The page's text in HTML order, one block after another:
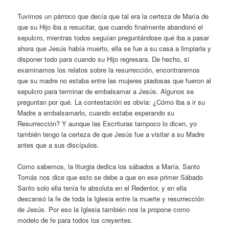
Tuvimos un párroco que decía que tal era la certeza de María de
que su Hijo iba a resucitar, que cuando finalmente abandonó el
sepulcro, mientras todos seguían preguntándose qué iba a pasar
ahora que Jesús había muerto, ella se fue a su casa a limpiarla y
disponer todo para cuando su Hijo regresara. De hecho, si
examinamos los relatos sobre la resurrección, encontraremos
que su madre no estaba entre las mujeres piadosas que fueron al
sepulcro para terminar de embalsamar a Jesús. Algunos se
preguntan por qué. La contestación es obvia: ¿Cómo iba a ir su
Madre a embalsamarlo, cuando estaba esperando su
Resurrección? Y aunque las Escrituras tampoco lo dicen, yo
también tengo la certeza de que Jesús fue a visitar a su Madre
antes que a sus discípulos.
Como sabemos, la liturgia dedica los sábados a María. Santo
Tomás nos dice que esto se debe a que en ese primer Sábado
Santo solo ella tenía fe absoluta en el Redentor, y en ella
descansó la fe de toda la Iglesia entre la muerte y resurrección
de Jesús. Por eso la Iglesia también nos la propone como
modelo de fe para todos los creyentes.